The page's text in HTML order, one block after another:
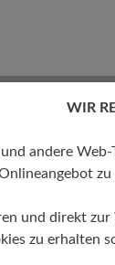
WIR
andere
und direkt
zu